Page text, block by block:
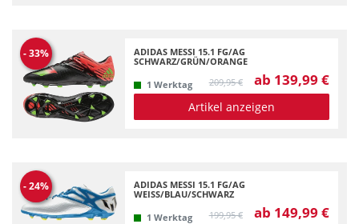
-33%
ADIDAS MESSI 15.1 FG/AG
SCHWARZ/GRÜN/ORANGE
1 Werktag 209,95 € ab 139,99 €
Artikel anzeigen
-24%
ADIDAS MESSI 15.1 FG/AG
WEISS/BLAU/SCHWARZ
1 Werktag 199,95 € ab 149,99 €